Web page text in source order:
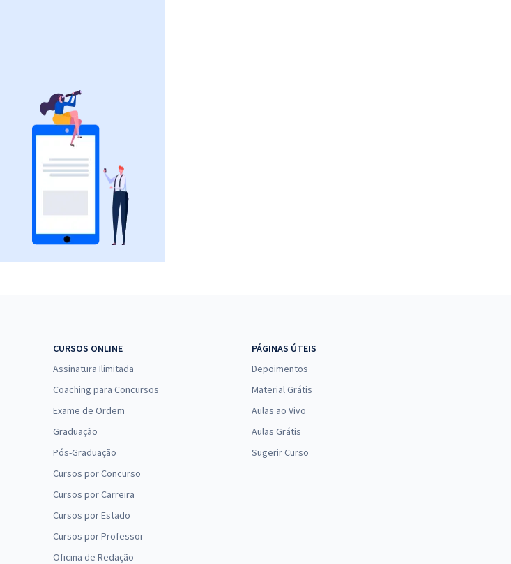
Comprar
Comprar
Comprar
CURSOS ONLINE
Assinatura Ilimitada
Coaching para Concursos
Exame de Ordem
Graduação
Pós-Graduação
Cursos por Concurso
Cursos por Carreira
Cursos por Estado
Cursos por Professor
Oficina de Redação
PÁGINAS ÚTEIS
Depoimentos
Material Grátis
Aulas ao Vivo
Aulas Grátis
Sugerir Curso